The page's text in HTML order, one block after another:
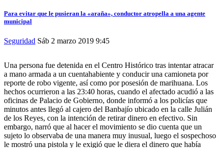
Para evitar que le pusieran la «araña», conductor atropella a una agente
municipal
Seguridad Sáb 2 marzo 2019 9:45
Una persona fue detenida en el Centro Histórico tras intentar atracar
a mano armada a un cuentahabiente y conducir una camioneta por
reporte de robo vigente, así como por posesión de marihuana. Los
hechos ocurrieron a las 23:40 horas, cuando el afectado acudió a las
oficinas de Palacio de Gobierno, donde informó a los policías que
minutos antes llegó al cajero del Banbajío ubicado en la calle Julián
de los Reyes, con la intención de retirar dinero en efectivo. Sin
embargo, narró que al hacer el movimiento se dio cuenta que un
sujeto lo observaba de una manera muy inusual, luego el sospechoso
le mostró una pistola y le exigió que le diera el dinero que había